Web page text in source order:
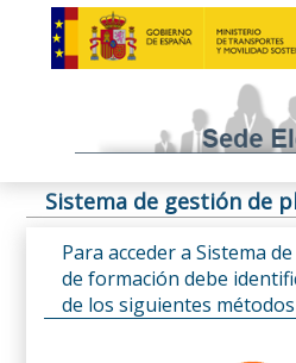
Sistema de gestión de
Para acceder a Sistema
de formación debe
de los siguientes métodos